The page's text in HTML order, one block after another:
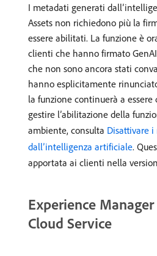
I metadati generati
Assets non richiedono più la
essere abilitati. La funzione è
clienti che hanno firmato
che non sono ancora stati
hanno esplicitamente
la funzione continuerà a essere
gestire l’abilitazione della
ambiente, consulta Disattivare
dall’intelligenza artificiale.
apportata ai clienti nella
Experience
Cloud Service